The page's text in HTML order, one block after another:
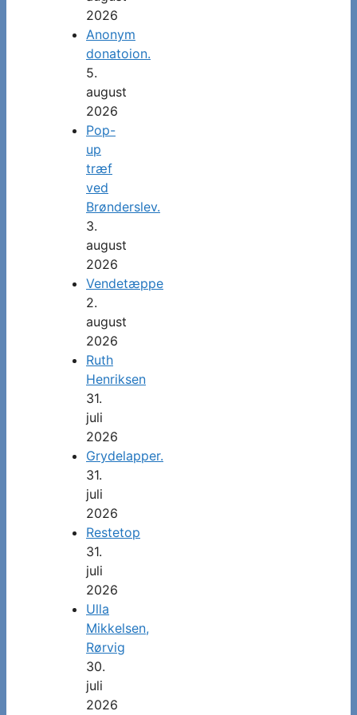
2026
Anonym
donatoion.
5.
august
2026
Pop-
up
træf
ved
Brønderslev.
3.
august
2026
Vendetæppe
2.
august
2026
Ruth
Henriksen
31.
juli
2026
Grydelapper.
31.
juli
2026
Restetop
31.
juli
2026
Ulla
Mikkelsen,
Rørvig
30.
juli
2026